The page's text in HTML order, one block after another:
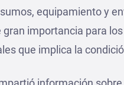
equipamiento y
gran importancia para
que implica la